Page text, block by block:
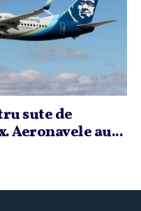
sute de
Aeronavele au...